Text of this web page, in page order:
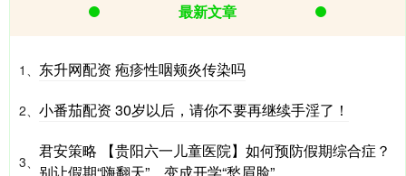
最新文章
1、 东升网配资 疱疹性咽颊炎传染吗
2、 小番茄配资 30岁以后，请你不要再继续手淫了！
3、
君安策略 【贵阳六一儿童医院】如何预防假期综合症？